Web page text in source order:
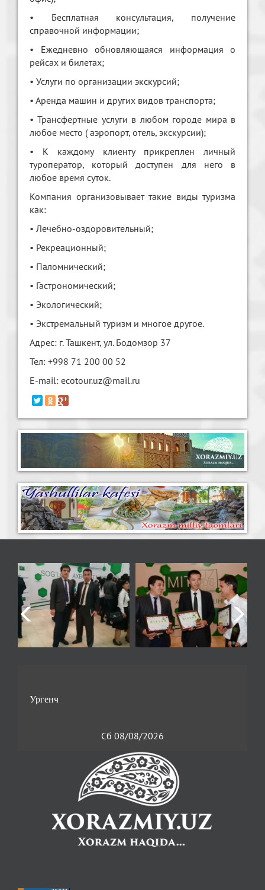
• Бесплатная консультация, получение
справочной информации;
• Ежедневно обновляющаяся информация о
рейсах и билетах;
• Услуги по организации экскурсий;
• Аренда машин и других видов транспорта;
• Трансфертные услуги в любом городе мира в
любое место ( аэропорт, отель, экскурсии);
• К каждому клиенту прикреплен личный
туроператор, который доступен для него в
любое время суток.
Компания организовывает такие виды туризма
как:
• Лечебно-оздоровительный;
• Рекреационный;
• Паломнический;
• Гастрономический;
• Экологический;
• Экстремальный туризм и многое другое.
Адрес: г. Ташкент, ул. Бодомзор 37
Тел: +998 71 200 00 52
E-mail: ecotour.uz@mail.ru
Сб 08/08/2026